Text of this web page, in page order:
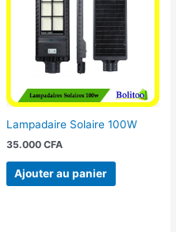
Lampadaire Solaire 100W
35.000 CFA
Ajouter au panier